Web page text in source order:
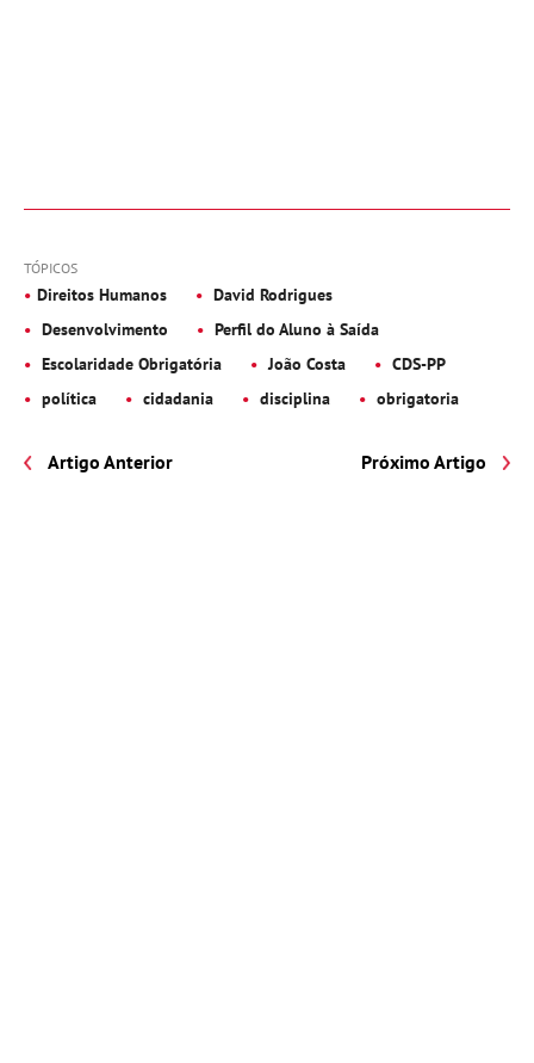
TÓPICOS
Direitos Humanos
David Rodrigues
Desenvolvimento
Perfil do Aluno à Saída
Escolaridade Obrigatória
João Costa
CDS-PP
política
cidadania disciplina obrigatoria
Artigo Anterior Próximo Artigo